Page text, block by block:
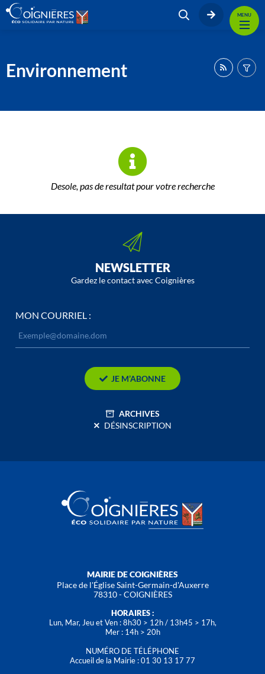
MENU
Environnement
Desole, pas de resultat pour votre recherche
NEWSLETTER
Gardez le contact avec Coignières
MON COURRIEL :
JE M’ABONNE
ARCHIVES
DÉSINSCRIPTION
MAIRIE DE COIGNIÈRES
Place de l'Église Saint-Germain-d'Auxerre
78310 - COIGNIÈRES
HORAIRES :
Lun, Mar, Jeu et Ven : 8h30 > 12h / 13h45 > 17h,
Mer : 14h > 20h
NUMÉRO DE TÉLÉPHONE
Accueil de la Mairie : 01 30 13 17 77